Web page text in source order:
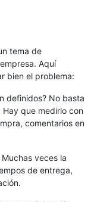
tema de
Aquí
bien el problema:
definidos? No basta
Hay que medirlo con
comentarios en
veces la
de entrega,